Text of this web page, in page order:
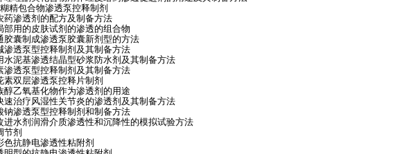
精包合物渗透泵控释制剂
药渗透剂的配方及制备方法
部用的皮肤试剂的渗透的组合物
胶囊制成渗透泵胶囊新剂型的方法
渗透泵型控释制剂及其制备方法
水泥基渗透结晶型砂浆防水剂及其制备方法
渗透泵型控释制剂及其制备方法
素双层渗透泵控释片制剂
醇乙氧基化物作为渗透剂的用途
速治疗风湿性关节炎的渗透剂及其制备方法
钠渗透泵型控释制剂和制备方法
进水剂润滑介质渗透性和沉降性的模拟试验方法
节剂
色抗静电渗透性粘附剂